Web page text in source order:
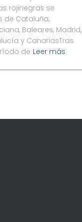
rojinegras se
de Cataluña,
Baleares, Madrid,
y CanariasTras
de Leer más